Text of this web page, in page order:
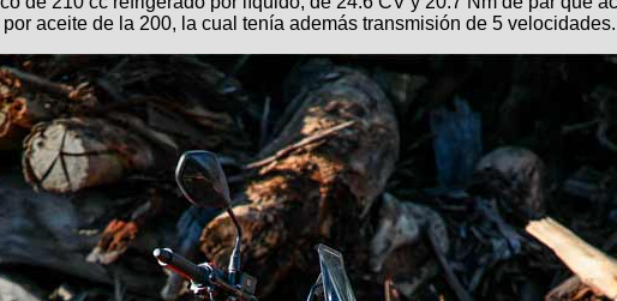
aceite de la 200, la cual tenía además transmisión de 5